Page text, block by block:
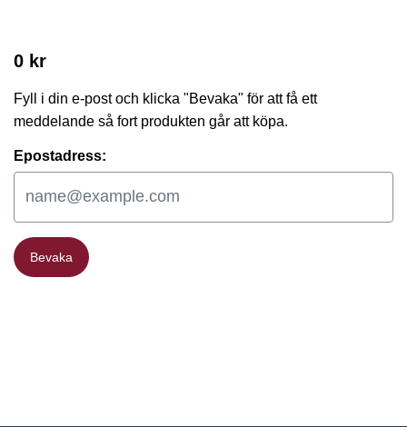
0 kr
Fyll i din e-post och klicka "Bevaka" för att få ett
meddelande så fort produkten går att köpa.
Epostadress:
Bevaka
Bevaka